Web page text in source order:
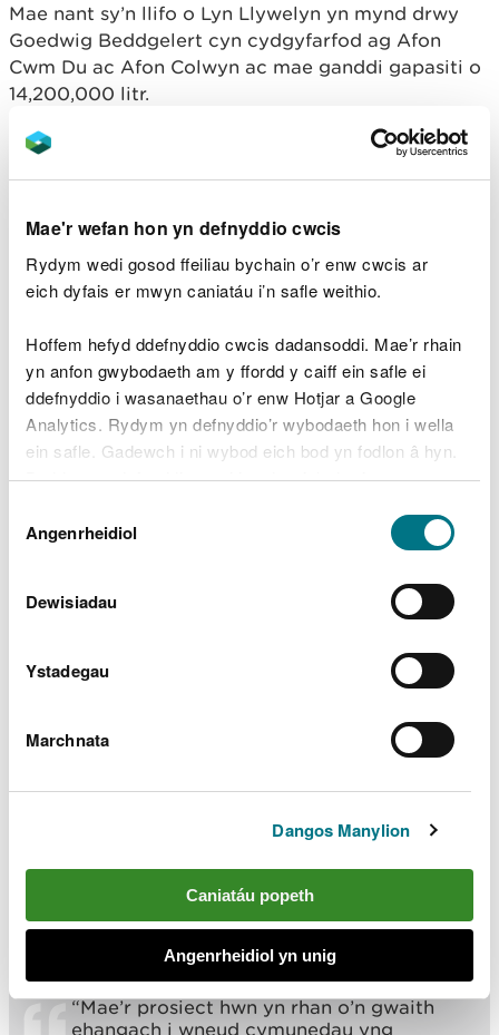
Mae'r wefan hon yn defnyddio cwcis
Rydym wedi gosod ffeiliau bychain o’r enw cwcis ar
eich dyfais er mwyn caniatáu i’n safle weithio.
Hoffem hefyd ddefnyddio cwcis dadansoddi. Mae’r rhain
yn anfon gwybodaeth am y ffordd y caiff ein safle ei
ddefnyddio i wasanaethau o’r enw Hotjar a Google
Analytics. Rydym yn defnyddio’r wybodaeth hon i wella
ein safle. Gadewch i ni wybod eich bod yn fodlon â hyn.
Byddwn yn defnyddio cwci i gadw eich dewis.
Gellirdarllen mwy am ein cwcis cyn i chi ddewis.
Caniatâd
Angenrheidiol
Dewisiadau
Ystadegau
Marchnata
Dangos Manylion
Caniatáu popeth
Angenrheidiol yn unig
Mae nant sy’n llifo o Lyn Llywelyn yn mynd drwy
Goedwig Beddgelert cyn cydgyfarfod ag Afon
Cwm Du ac Afon Colwyn ac mae ganddi gapasiti o
14,200,000 litr.
Meddai Rob Flitter, Arweinydd Tîm Cyflawni
darparu ystod eang o weithgareddau
hamdden gan gynnwys cerdded a beicio
ymwelwyr.
“Mae’r gwaith hwn wedi sicrhau diogelwch
y safle wrth symud ymlaen, gan ei
warchod fel ffynhonnell ddŵr a lleihau’r
perygl o lifogydd.”
Credir mai William Hughes Civil Engineering oedd
yn gyfrifol am y gwaith a wnaed ar y safle a’i fod yn
Mae Llwybr Coedwig Beddgelert yn rhedeg ar
miloedd o ymwelwyr bob blwyddyn.
Mae gwelliannau amgylcheddol a gwaith i wella’r
llwybr troed hefyd wedi'u gwneud gan gynnwys
a bwrdd picnic newydd ar gyfer cadeiriau olwyn.
Mae ysgol bysgod a llysywod hefyd wedi'i
hadeiladu i helpu i symud llysywod a physgod dros
orlifan y gronfa ddŵr sydd wedi cael ei gwella.
“Mae’r prosiect hwn yn rhan o’n gwaith
ehangach i wneud cymunedau yng